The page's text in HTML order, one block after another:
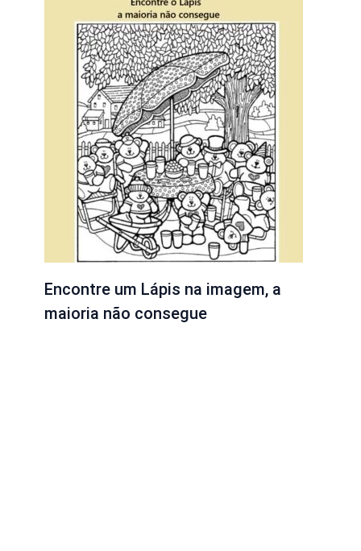
Encontre um Lápis na imagem, a
maioria não consegue